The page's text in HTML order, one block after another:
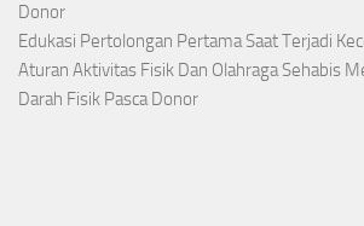
Donor
Edukasi Pertolongan Pertama Saat Terjadi
Aturan Aktivitas Fisik Dan Olahraga Sehabis
Darah Fisik Pasca Donor